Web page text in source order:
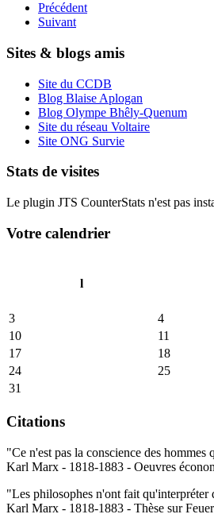
Précédent
Suivant
Sites & blogs amis
Site du CCDB
Blog Blaise Aplogan
Blog Olympe Bhêly-Quenum
Site du réseau Voltaire
Site ONG Survie
Stats de visites
Le plugin JTS CounterStats n'est pas
Votre calendrier
l
3
4
10
11
17
18
24
25
31
Citations
"Ce n'est pas la conscience des
Karl Marx - 1818-1883 - Oeuvres
"Les philosophes n'ont fait qu'interpréter
Karl Marx - 1818-1883 - Thèse sur